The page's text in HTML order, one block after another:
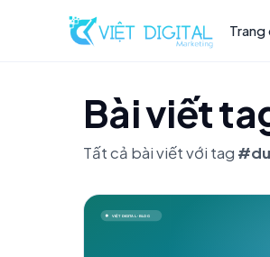
Trang
Bài viết
Tất cả bài viết với tag